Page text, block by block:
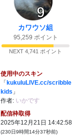
9
カワウソ組
95,259 ポイント
NEXT 4,741 ポイント
使用中のスキン
「 kukuluLIVE.cc/scribble
kids 」
作者: いかです
配信枠取得
2025年12月21日 14:42:58
(230日9時間14分37秒前)